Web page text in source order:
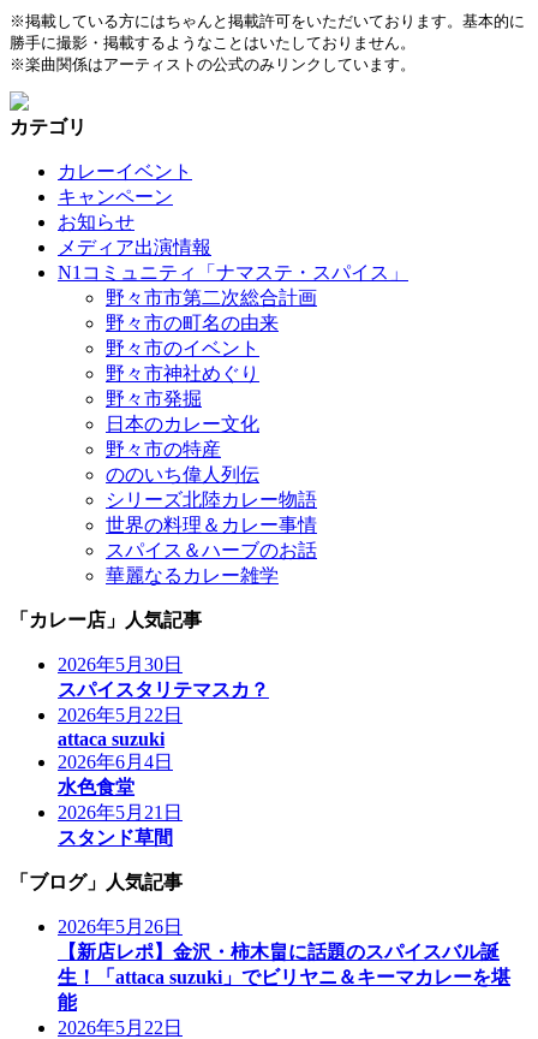
※掲載している方にはちゃんと掲載許可をいただいております。基本的に
勝手に撮影・掲載するようなことはいたしておりません。
※楽曲関係はアーティストの公式のみリンクしています。
カテゴリ
カレーイベント
キャンペーン
お知らせ
メディア出演情報
N1コミュニティ「ナマステ・スパイス」
野々市市第二次総合計画
野々市の町名の由来
野々市のイベント
野々市神社めぐり
野々市発掘
日本のカレー文化
野々市の特産
ののいち偉人列伝
シリーズ北陸カレー物語
世界の料理＆カレー事情
スパイス＆ハーブのお話
華麗なるカレー雑学
「カレー店」人気記事
2026年5月30日
スパイスタリテマスカ？
2026年5月22日
attaca suzuki
2026年6月4日
水色食堂
2026年5月21日
スタンド草間
「ブログ」人気記事
2026年5月26日
【新店レポ】金沢・柿木畠に話題のスパイスバル誕
生！「attaca suzuki」でビリヤニ＆キーマカレーを堪
能
2026年5月22日